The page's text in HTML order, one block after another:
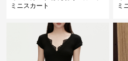
ミニスカート
ミ